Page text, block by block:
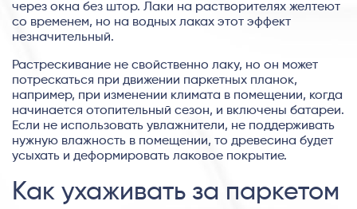
через окна без штор. Лаки на растворителях желтеют
со временем, но на водных лаках этот эффект
незначительный.
Растрескивание не свойственно лаку, но он может
потрескаться при движении паркетных планок,
например, при изменении климата в помещении, когда
начинается отопительный сезон, и включены батареи.
Если не использовать увлажнители, не поддерживать
нужную влажность в помещении, то древесина будет
усыхать и деформировать лаковое покрытие.
Как ухаживать за паркетом